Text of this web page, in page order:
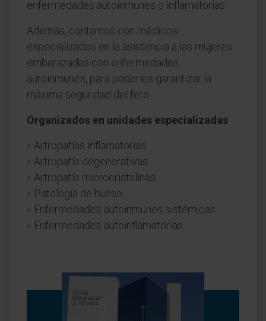
enfermedades autoinmunes o inflamatorias.
Además, contamos con médicos
especializados en la asistencia a las mujeres
embarazadas con enfermedades
autoinmunes, para poderles garantizar la
máxima seguridad del feto.
Organizados en unidades especializadas
Artropatías inflamatorias.
Artropatís degenerativas.
Artropatís microcristalinas.
Patología de hueso.
Enfermedades autoinmunes sistémicas.
Enfermedades autoinflamatorias.